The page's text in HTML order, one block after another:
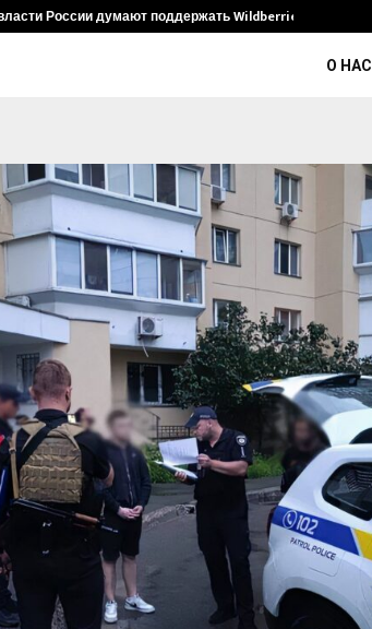
России думают поддержать Wildberries и его…
О НАС